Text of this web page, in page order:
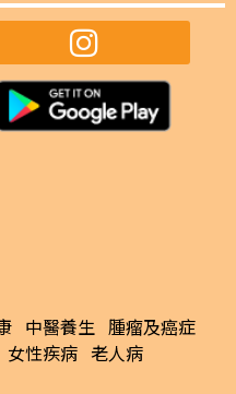
中醫養生 腫瘤及癌症
女性疾病 老人病